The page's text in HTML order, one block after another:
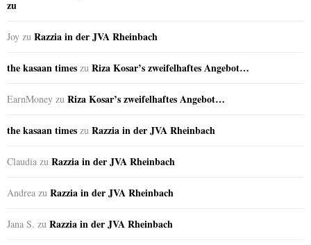
zu
Joy zu Razzia in der JVA Rheinbach
the kasaan times zu Riza Kosar’s zweifelhaftes Angebot…
EarnMoney zu Riza Kosar’s zweifelhaftes Angebot…
the kasaan times zu Razzia in der JVA Rheinbach
Claudia zu Razzia in der JVA Rheinbach
Andrea zu Razzia in der JVA Rheinbach
Jana S. zu Razzia in der JVA Rheinbach